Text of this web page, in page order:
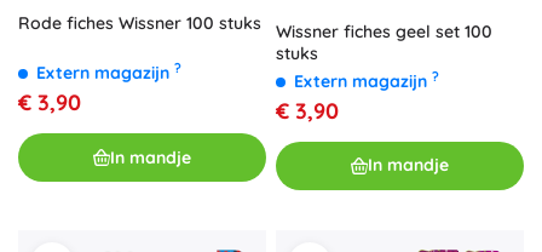
Rode fiches Wissner 100 stuks
Extern magazijn ?
€ 3,90
In mandje
Wissner fiches geel set 100
stuks
Extern magazijn ?
€ 3,90
In mandje